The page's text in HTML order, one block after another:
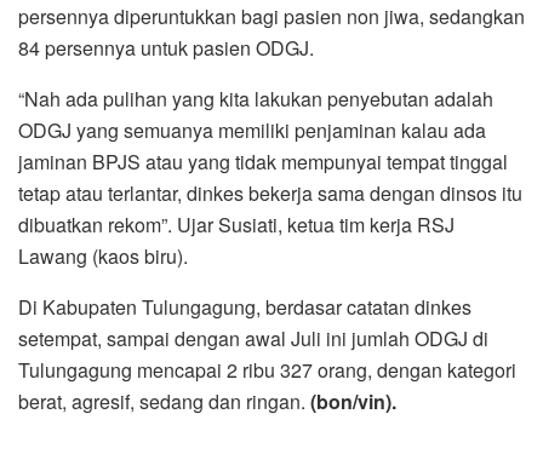
persennya diperuntukkan bagi pasien non jiwa, sedangkan
84 persennya untuk pasien ODGJ.
“Nah ada pulihan yang kita lakukan penyebutan adalah
ODGJ yang semuanya memiliki penjaminan kalau ada
jaminan BPJS atau yang tidak mempunyai tempat tinggal
tetap atau terlantar, dinkes bekerja sama dengan dinsos itu
dibuatkan rekom”. Ujar Susiati, ketua tim kerja RSJ
Lawang (kaos biru).
Di Kabupaten Tulungagung, berdasar catatan dinkes
setempat, sampai dengan awal Juli ini jumlah ODGJ di
Tulungagung mencapai 2 ribu 327 orang, dengan kategori
berat, agresif, sedang dan ringan. (bon/vin).